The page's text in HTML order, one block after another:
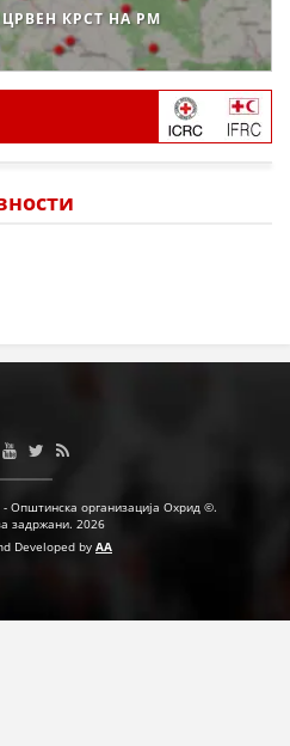
КРСТ НА РМ
Општинска организација Охрид ©.
задржани. 2026
Developed by AA